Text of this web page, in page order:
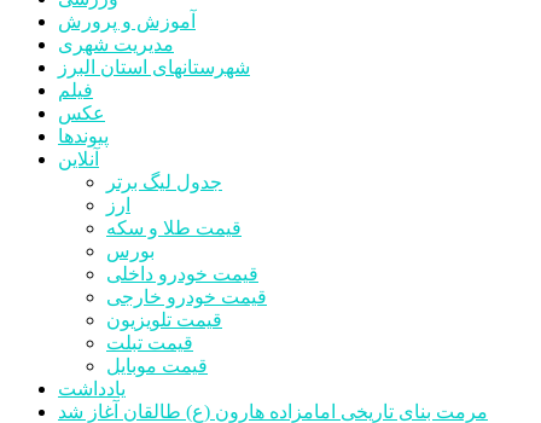
آموزش و پرورش
مدیریت شهری
شهرستانهای استان البرز
فیلم
عکس
پیوندها
آنلاین
جدول لیگ برتر
ارز
قیمت طلا و سکه
بورس
قیمت خودرو داخلی
قیمت خودرو خارجی
قیمت تلویزیون
قیمت تبلت
قیمت موبایل
یادداشت
مرمت بنای تاریخی امامزاده هارون (ع) طالقان آغاز شد